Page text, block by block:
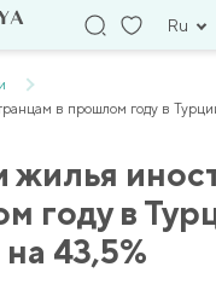
Ru
в прошлом году в
году в
43,5%